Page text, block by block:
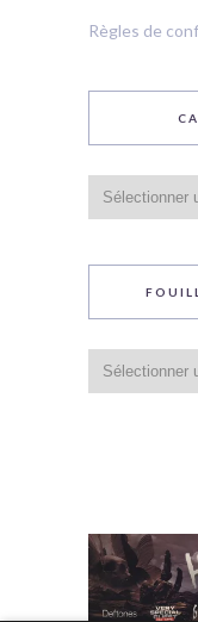
Règles de
du
blog
dans
les